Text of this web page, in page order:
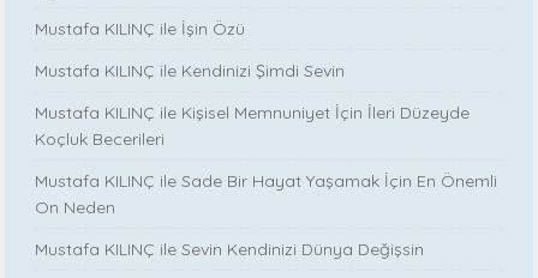
Mustafa KILINÇ ile İşin Özü
Mustafa KILINÇ ile Kendinizi Şimdi Sevin
Mustafa KILINÇ ile Kişisel Memnuniyet İçin İleri Düzeyde
Koçluk Becerileri
Mustafa KILINÇ ile Sade Bir Hayat Yaşamak İçin En Önemli
On Neden
Mustafa KILINÇ ile Sevin Kendinizi Dünya Değişsin